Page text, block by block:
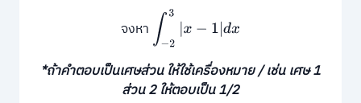
จงหา −2 3 |d x
*ถ้าคำตอบเป็นเศษส่วน ให้ใช้เครื่องหมาย / เช่น เศษ 1
ส่วน 2 ให้ตอบเป็น 1/2